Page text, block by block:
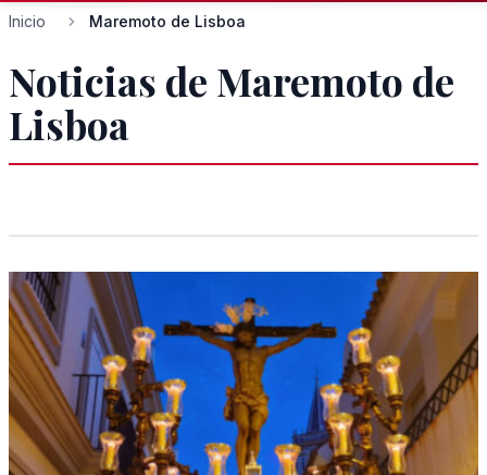
Inicio Maremoto de Lisboa
Noticias de Maremoto de
Lisboa